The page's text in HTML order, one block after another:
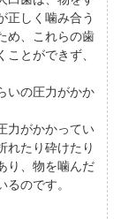
正しく噛み合う
め、これらの歯
とができず、
いの圧力がかか
力がかかってい
れたり砕けたり
り、物を噛んだ
のです。